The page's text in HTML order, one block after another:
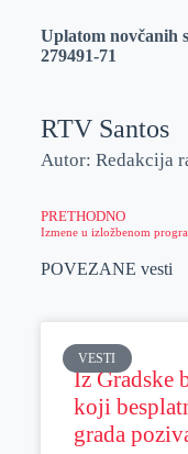
Uplatom novčanih
279491-71
RTV Santos
Autor: Redakcija
PRETHODNO
POVEZANE vesti
VESTI
Iz Gradske
koji
grada